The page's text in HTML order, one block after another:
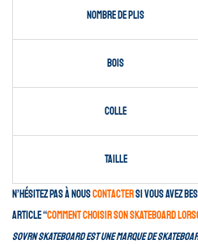
Nombre de plis
Bois
Colle
Taille
N’hésitez pas à nouscontactersi vous avez
article “comment choisir son skateboard
SOVRNSkateboardest une marque de